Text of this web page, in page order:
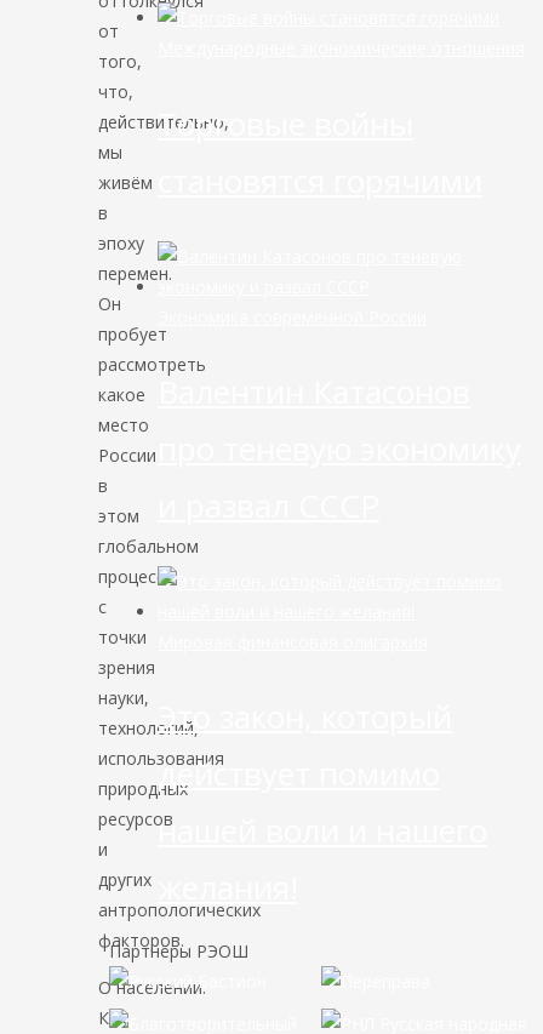
от
того,
что,
действительно,
мы
живём
в
эпоху
перемен.
Он
пробует
рассмотреть
какое
место
России
в
этом
глобальном
процессе
с
точки
зрения
науки,
технологий,
использования
природных
ресурсов
и
других
антропологических
факторов.
О населении.
Как
Торговые войны
Это закон, который
действует помимо
нашей воли и нашего
Партнёры РЭОШ